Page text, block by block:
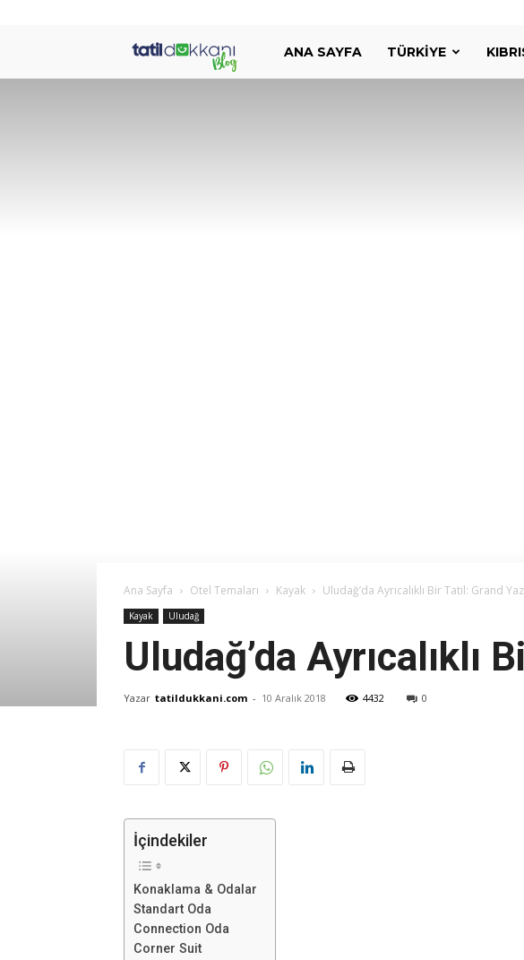
Tatil
ANA SAYFA TÜRKIYE
Ana Sayfa Otel Temaları Kayak Uludağ’da Ayrıcalıklı Bir Tatil: Grand
Kayak Uludağ
Uludağ’da Ayrıcalıklı
Yazar tatildukkani.com - 10 Aralık 2018 4432 0
İçindekiler
Konaklama & Odalar
Standart Oda
Connection Oda
Corner Suit